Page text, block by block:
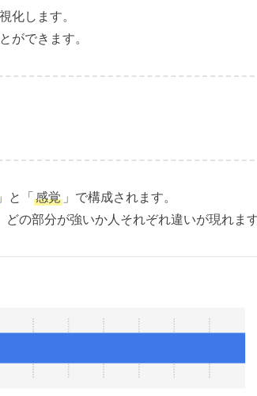
化します。
ができます。
」と「 感覚 」で構成されます。
の部分が強いか人それぞれ違いが現れます